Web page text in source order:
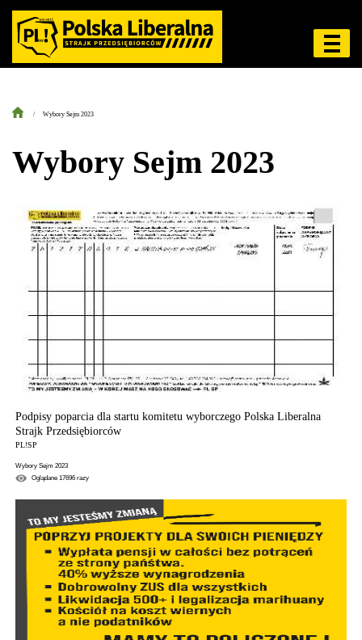
Wybory Sejm 2023
Wybory Sejm 2023
Podpisy poparcia dla startu komitetu wyborczego Polska Liberalna
Strajk Przedsiębiorców
PL!SP
Wybory Sejm 2023
Oglądane 17696razy